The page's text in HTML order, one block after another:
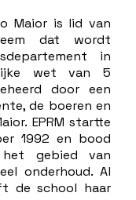
Maior is lid van
dat wordt
in
wet van 5
door een
de boeren en
EPRM startte
1992 en bood
het gebied van
onderhoud. Al
de school haar